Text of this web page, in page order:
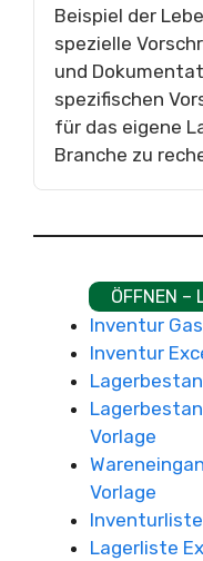
Beispiel der
spezielle
und
spezifischen
für das eigene
Branche zu
ÖFFNEN
Inventur
Inventur
Vorlage
Vorlage
Lagerliste